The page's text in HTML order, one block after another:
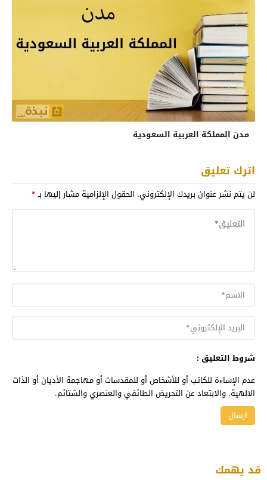
مدن المملكة العربية السعودية
اترك تعليق
لن يتم نشر عنوان بريدك الإلكتروني. الحقول الإلزامية مشار إليها بـ*
شروط التعليق :
عدم الإساءة للكاتب أو للأشخاص أو للمقدسات أو مهاجمة الأديان أو الذات
الالهية. والابتعاد عن التحريض الطائفي والعنصري والشتائم.
قد يهمك